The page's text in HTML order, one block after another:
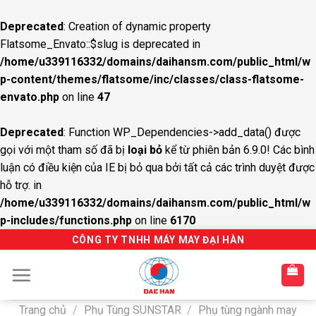
Deprecated: Creation of dynamic property
Flatsome_Envato::$slug is deprecated in
/home/u339116332/domains/daihansm.com/public_html/w
p-content/themes/flatsome/inc/classes/class-flatsome-
envato.php on line 47
Deprecated: Function WP_Dependencies->add_data() được
gọi với một tham số đã bị loại bỏ kể từ phiên bản 6.9.0! Các bình
luận có điều kiện của IE bị bỏ qua bởi tất cả các trình duyệt được
hỗ trợ. in
/home/u339116332/domains/daihansm.com/public_html/w
p-includes/functions.php on line 6170
CÔNG TY TNHH MÁY MAY ĐẠI HÀN
Trang chủ / Phụ Tùng SUNSTAR / Phụ tùng ngành may